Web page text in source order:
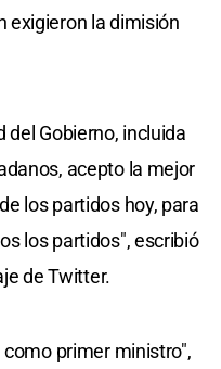
exigieron la dimisión
del Gobierno, incluida
acepto la mejor
los partidos hoy, para
los partidos", escribió
de Twitter.
primer ministro",